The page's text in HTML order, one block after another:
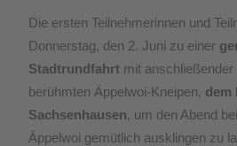
Die ersten Teilnehmerinnen und
Donnerstag, den 2. Juni zu einer
Stadtrundfahrt mit
berühmten Äppelwoi-Kneipen, dem
Sachsenhausen, um den Abend
Äppelwoi gemütlich ausklingen zu